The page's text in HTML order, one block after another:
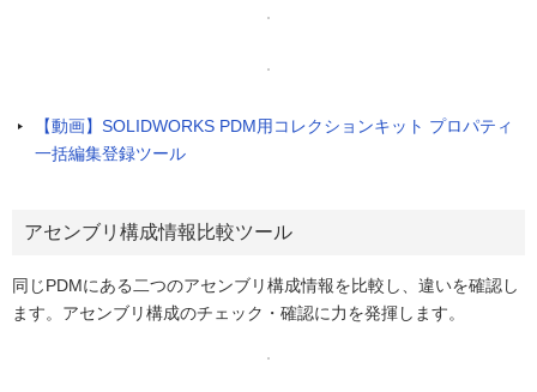
【動画】SOLIDWORKS PDM用コレクションキット プロパティ
一括編集登録ツール
アセンブリ構成情報比較ツール
同じPDMにある二つのアセンブリ構成情報を比較し、違いを確認し
ます。アセンブリ構成のチェック・確認に力を発揮します。